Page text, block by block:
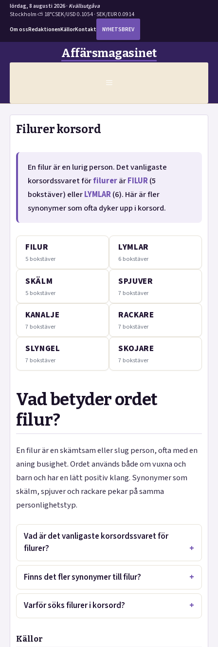
lördag, 8 augusti 2026 · Kvällsutgåva
Stockholm ⛅ 18°CSEK/USD 0.1054 · SEK/EUR 0.0914
Om ossRedaktionenKällorKontakt NYHETSBREV
Affärsmagasinet
MENY
Filurer korsord
En filur är en lurig person. Det vanligaste
korsordssvaret förfilurerärFILUR(5
bokstäver) ellerLYMLAR(6). Här är fler
synonymer som ofta dyker upp i korsord.
FILUR
5 bokstäver
LYMLAR
6 bokstäver
SKÄLM
5 bokstäver
SPJUVER
7 bokstäver
KANALJE
7 bokstäver
RACKARE
7 bokstäver
SLYNGEL
7 bokstäver
SKOJARE
7 bokstäver
Vad betyder ordet
filur?
En filur är en skämtsam eller slug person, ofta med en
aning busighet. Ordet används både om vuxna och
barn och har en lätt positiv klang. Synonymer som
skälm, spjuver och rackare pekar på samma
personlighetstyp.
Vad är det vanligaste korsordssvaret för
filurer?
Finns det fler synonymer till filur?
Varför söks filurer i korsord?
Källor